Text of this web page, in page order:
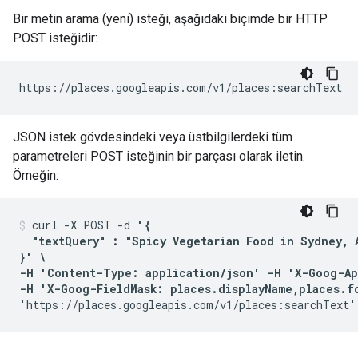
Bir metin arama (yeni) isteği, aşağıdaki biçimde bir HTTP
POST isteğidir:
https://places.googleapis.com/v1/places:searchText
JSON istek gövdesindeki veya üstbilgilerdeki tüm
parametreleri POST isteğinin bir parçası olarak iletin.
Örneğin:
curl -X POST -d
'{
"textQuery" : "Spicy Vegetarian Food in Sydney,
}' \
-H 'Content-Type: application/json' -H 'X-Goog-
-H 'X-Goog-FieldMask:
'https://places.googleapis.com/v1/places:searchText'